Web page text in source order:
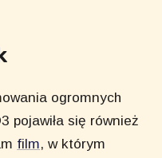
ogromnych
pojawiła się również
film, w którym